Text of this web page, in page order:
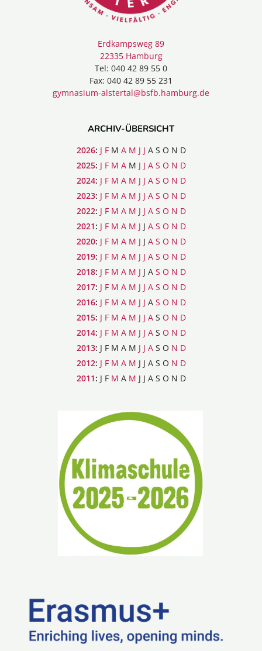
Erdkampsweg 89
22335 Hamburg
Tel: 040 42 89 55 0
Fax: 040 42 89 55 231
gymnasium-alstertal@bsfb.hamburg.de
ARCHIV-ÜBERSICHT
2026: J F M A M J J A S O N D
2025: J F M A M J J A S O N D
2024: J F M A M J J A S O N D
2023: J F M A M J J A S O N D
2022: J F M A M J J A S O N D
2021: J F M A M J J A S O N D
2020: J F M A M J J A S O N D
2019: J F M A M J J A S O N D
2018: J F M A M J J A S O N D
2017: J F M A M J J A S O N D
2016: J F M A M J J A S O N D
2015: J F M A M J J A S O N D
2014: J F M A M J J A S O N D
2013: J F M A M J J A S O N D
2012: J F M A M J J A S O N D
2011: J F M A M J J A S O N D